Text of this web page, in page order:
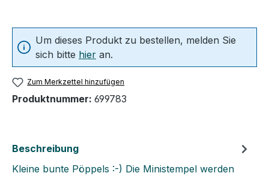
Um dieses Produkt zu bestellen, melden Sie
sich bitte hier an.
Zum Merkzettel hinzufügen
Produktnummer: 699783
Beschreibung
Kleine bunte Pöppels :-) Die Ministempel werden